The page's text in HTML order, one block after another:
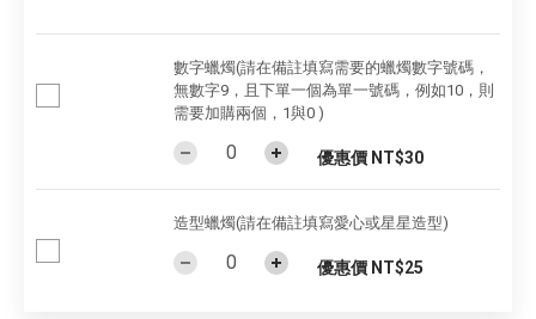
數字蠟燭(請在備註填寫需要的蠟燭數字號碼，
無數字9，且下單一個為單一號碼，例如10，則
需要加購兩個，1與0 )
優惠價 NT$30
造型蠟燭(請在備註填寫愛心或星星造型)
優惠價 NT$25